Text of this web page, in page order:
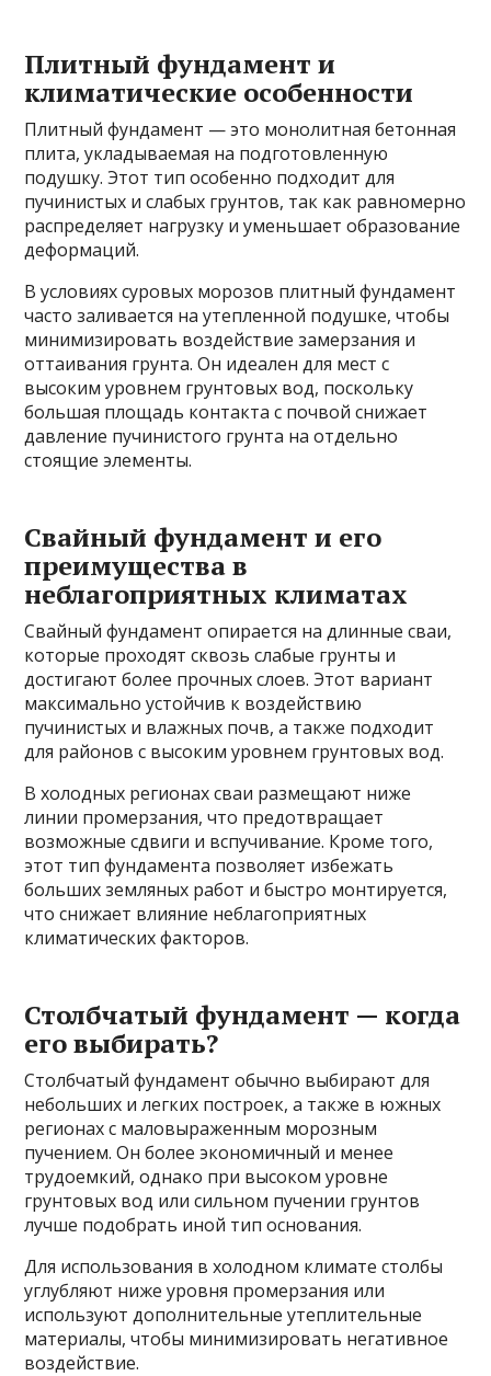
Плитный фундамент и
климатические особенности
Плитный фундамент — это монолитная бетонная
плита, укладываемая на подготовленную
подушку. Этот тип особенно подходит для
пучинистых и слабых грунтов, так как равномерно
распределяет нагрузку и уменьшает образование
деформаций.
В условиях суровых морозов плитный фундамент
часто заливается на утепленной подушке, чтобы
минимизировать воздействие замерзания и
оттаивания грунта. Он идеален для мест с
высоким уровнем грунтовых вод, поскольку
большая площадь контакта с почвой снижает
давление пучинистого грунта на отдельно
стоящие элементы.
Свайный фундамент и его
преимущества в
неблагоприятных климатах
Свайный фундамент опирается на длинные сваи,
которые проходят сквозь слабые грунты и
достигают более прочных слоев. Этот вариант
максимально устойчив к воздействию
пучинистых и влажных почв, а также подходит
для районов с высоким уровнем грунтовых вод.
В холодных регионах сваи размещают ниже
линии промерзания, что предотвращает
возможные сдвиги и вспучивание. Кроме того,
этот тип фундамента позволяет избежать
больших земляных работ и быстро монтируется,
что снижает влияние неблагоприятных
климатических факторов.
Столбчатый фундамент — когда
его выбирать?
Столбчатый фундамент обычно выбирают для
небольших и легких построек, а также в южных
регионах с маловыраженным морозным
пучением. Он более экономичный и менее
трудоемкий, однако при высоком уровне
грунтовых вод или сильном пучении грунтов
лучше подобрать иной тип основания.
Для использования в холодном климате столбы
углубляют ниже уровня промерзания или
используют дополнительные утеплительные
материалы, чтобы минимизировать негативное
воздействие.